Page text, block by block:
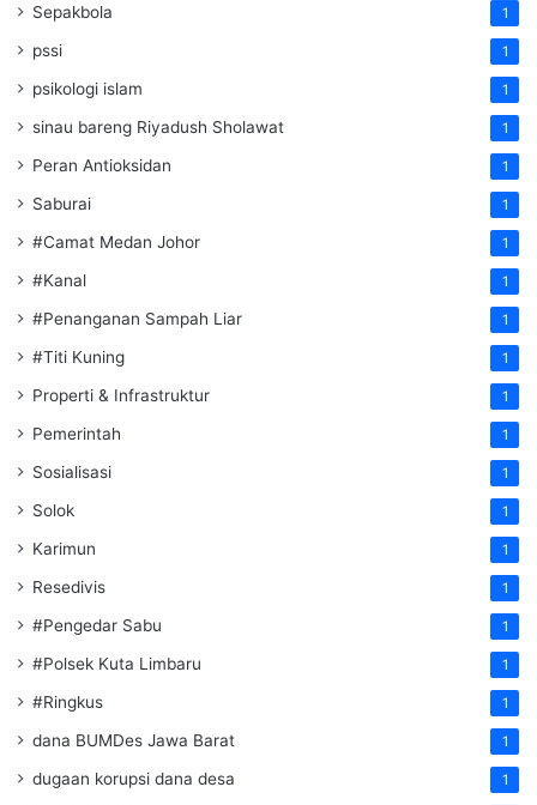
Sepakbola 1
pssi 1
psikologi islam 1
sinau bareng Riyadush Sholawat 1
Peran Antioksidan 1
Saburai 1
#Camat Medan Johor 1
#Kanal 1
#Penanganan Sampah Liar 1
#Titi Kuning 1
Properti & Infrastruktur 1
Pemerintah 1
Sosialisasi 1
Solok 1
Karimun 1
Resedivis 1
#Pengedar Sabu 1
#Polsek Kuta Limbaru 1
#Ringkus 1
dana BUMDes Jawa Barat 1
dugaan korupsi dana desa 1